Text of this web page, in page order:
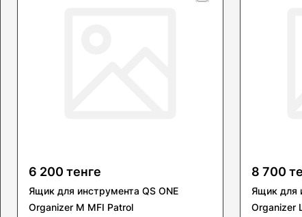
6 200 тенге
Ящик для инструмента QS ONE
Organizer M MFI Patrol
8 700
Ящик для
Organizer